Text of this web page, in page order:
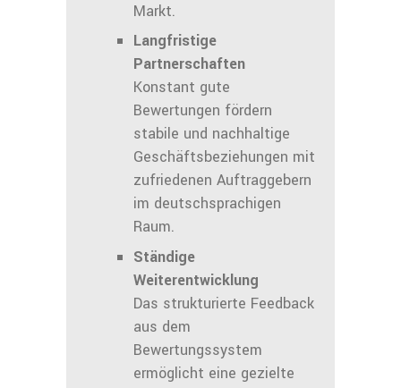
Markt.
Langfristige
Partnerschaften
Konstant gute
Bewertungen fördern
stabile und nachhaltige
Geschäftsbeziehungen mit
zufriedenen Auftraggebern
im deutschsprachigen
Raum.
Ständige
Weiterentwicklung
Das strukturierte Feedback
aus dem
Bewertungssystem
ermöglicht eine gezielte